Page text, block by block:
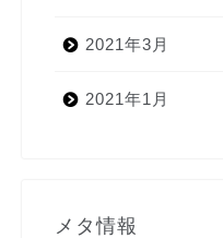
2021年3月
2021年1月
メタ情報